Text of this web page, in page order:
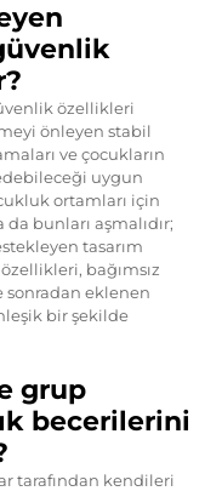
özellikleri
önleyen stabil
ve çocukların
uygun
ortamları için
bunları aşmalıdır;
tasarım
bağımsız
sonradan eklenen
bir şekilde
grup
becerilerini
tarafından kendileri